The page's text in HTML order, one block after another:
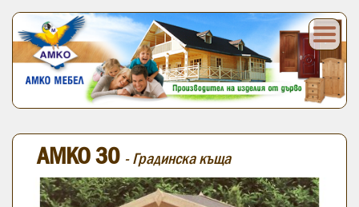
АМКО 30 - Градинска къща